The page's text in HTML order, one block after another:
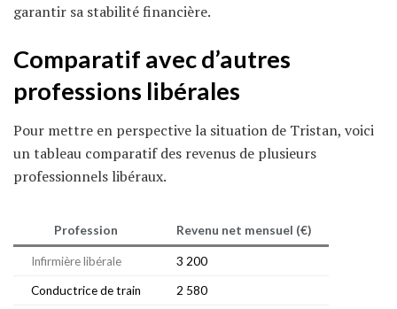
garantir sa stabilité financière.
Comparatif avec d’autres
professions libérales
Pour mettre en perspective la situation de Tristan, voici
un tableau comparatif des revenus de plusieurs
professionnels libéraux.
Profession Revenu net mensuel (€)
Infirmière libérale 3 200
Conductrice de train 2 580